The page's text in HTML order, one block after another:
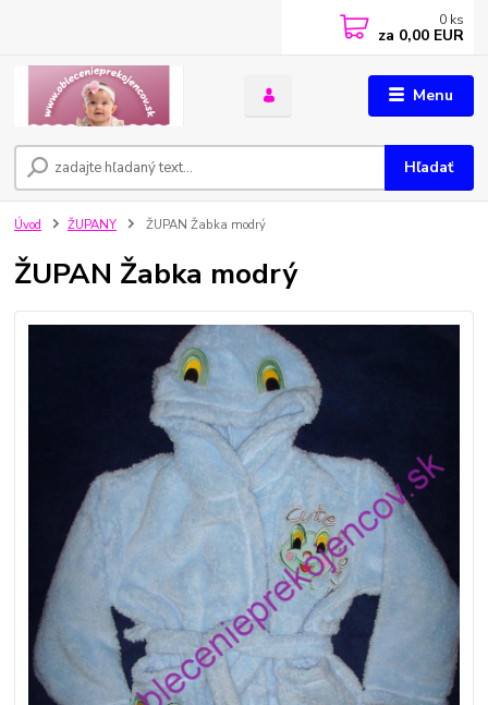
Menu
Hľadať
0 ks
za 0,00 EUR
Úvod ŽUPANY ŽUPAN Žabka modrý
ŽUPAN Žabka modrý